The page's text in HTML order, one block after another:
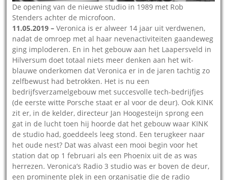
De opening van de nieuwe studio in 1989 met Rob
Stenders achter de microfoon.
11.05.2019 –Veronica is er alweer 14 jaar uit verdwenen,
nadat de omroep met al haar nevenactiviteiten gaandeweg
ging imploderen. En in het gebouw aan het Laapersveld in
Hilversum doet totaal niets meer denken aan het wit-
blauwe onderkomen dat Veronica er in de jaren tachtig zo
zelfbewust had betrokken. Het is nu een
bedrijfsverzamelgebouw met succesvolle tech-bedrijfjes
(de eerste witte Porsche staat er al voor de deur). Ook KINK
zit er, in de kelder, directeur Jan Hoogesteijn sprong een
gat in de lucht toen hij hoorde dat het gebouw waar KINK
de studio had, goeddeels leeg stond. Een terugkeer naar
het oude nest? Dat was alvast een mooi begin voor het
station dat op 1 februari als een Phoenix uit de as was
herrezen. Veronica’s Radio 3 studio was er boven de deur,
een prominente plek in een organisatie die de radio